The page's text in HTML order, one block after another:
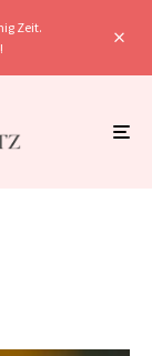
Zeit.
!